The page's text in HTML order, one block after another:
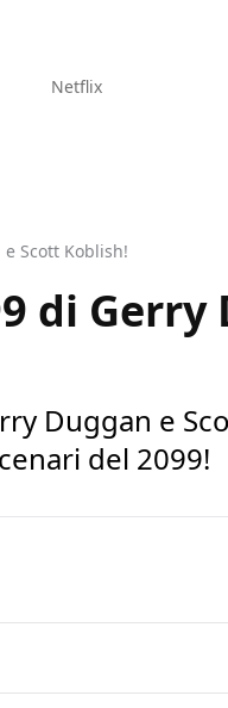
Netflix
Scott Koblish!
di Gerry
Duggan e
del 2099!